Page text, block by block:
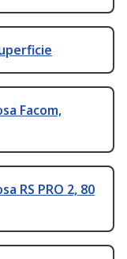
Facom,
RS PRO 2, 80